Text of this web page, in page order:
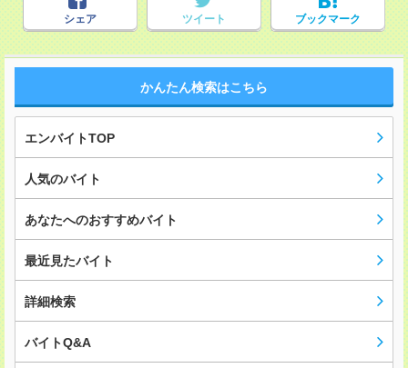
シェア ツイート ブックマーク
かんたん検索はこちら
エンバイトTOP
人気のバイト
あなたへのおすすめバイト
最近見たバイト
詳細検索
バイトQ&A